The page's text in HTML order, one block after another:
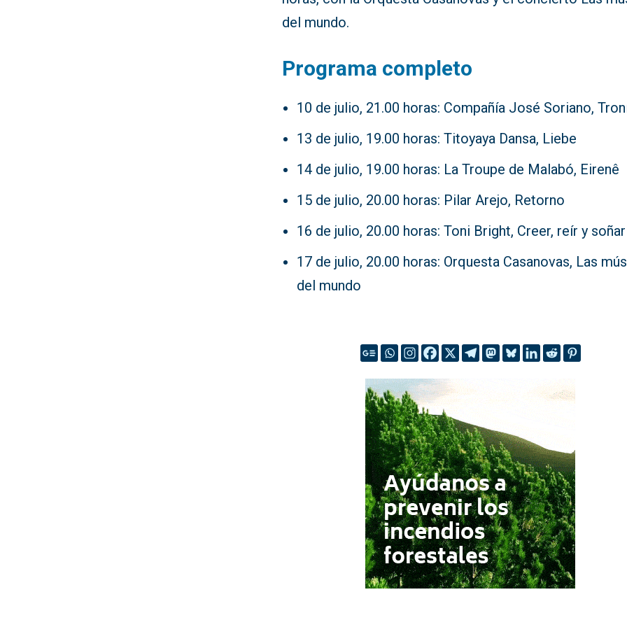
del mundo.
Programa completo
10 de julio, 21.00 horas: Compañía José Soriano,
13 de julio, 19.00 horas: Titoyaya Dansa, Liebe
14 de julio, 19.00 horas: La Troupe de Malabó, Eirenê
15 de julio, 20.00 horas: Pilar Arejo, Retorno
16 de julio, 20.00 horas: Toni Bright, Creer, reír y soñar
17 de julio, 20.00 horas: Orquesta Casanovas, Las
del mundo